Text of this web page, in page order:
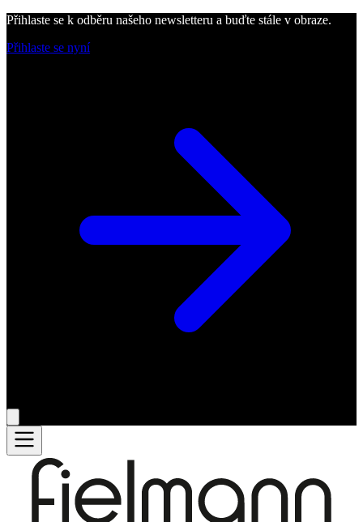
Přihlaste se k odběru našeho newsletteru a buďte stále v obraze.
Přihlaste se nyní